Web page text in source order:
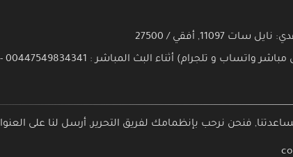
11097, أفقي / 27500
تلجرام) أثناء البث المباشر : 00447549834341 - 00447354515837
فنحن نرحب بإنظمامك لفريق التحرير, أرسل لنا على